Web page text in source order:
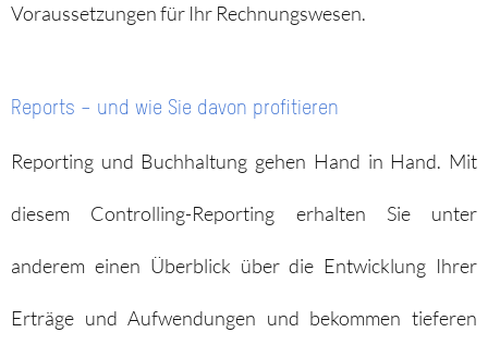
Voraussetzungen für Ihr Rechnungswesen.
Reports – und wie Sie davon profitieren
Reporting und Buchhaltung gehen Hand in Hand. Mit
diesem Controlling-Reporting erhalten Sie unter
anderem einen Überblick über die Entwicklung Ihrer
Erträge und Aufwendungen und bekommen tieferen